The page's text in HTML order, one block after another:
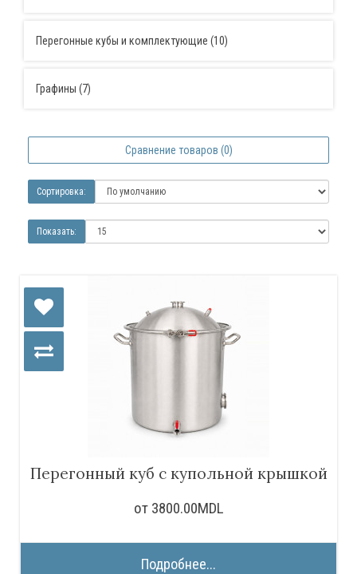
Перегонные кубы и комплектующие (10)
Графины (7)
Сравнение товаров (0)
Сортировка:
Показать:
Перегонный куб с купольной крышкой
от 3800.00MDL
Подробнее...